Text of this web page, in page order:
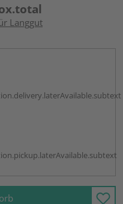
Langgut